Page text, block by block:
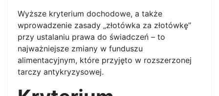
Wyższe kryterium dochodowe, a także
wprowadzenie zasady „złotówka za złotówkę”
przy ustalaniu prawa do świadczeń – to
najważniejsze zmiany w funduszu
alimentacyjnym, które przyjęto w rozszerzonej
tarczy antykryzysowej.